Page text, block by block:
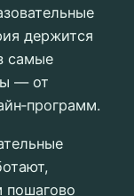
держится
самые
— от
пошагово